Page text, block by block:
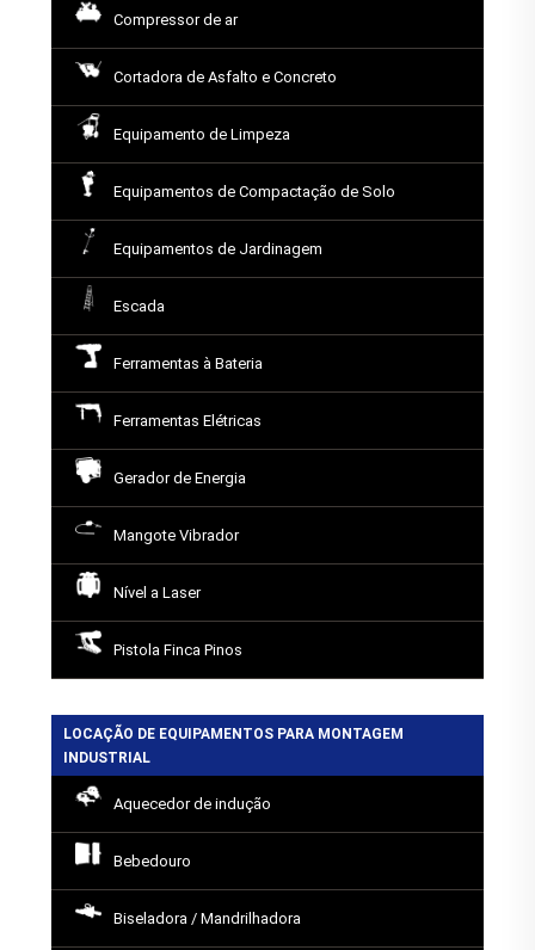
Compressor de ar
Cortadora de Asfalto e Concreto
Equipamento de Limpeza
Equipamentos de Compactação de Solo
Equipamentos de Jardinagem
Escada
Ferramentas à Bateria
Ferramentas Elétricas
Gerador de Energia
Mangote Vibrador
Nível a Laser
Pistola Finca Pinos
LOCAÇÃO DE EQUIPAMENTOS PARA MONTAGEM
INDUSTRIAL
Aquecedor de indução
Bebedouro
Biseladora / Mandrilhadora